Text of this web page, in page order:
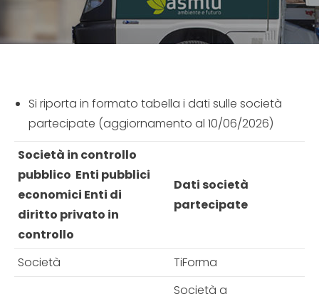
Si riporta in formato tabella i dati sulle società
partecipate (aggiornamento al 10/06/2026)
Società in controllo
pubblico Enti pubblici
economici Enti di
diritto privato in
controllo
Dati società
partecipate
Società TiForma
Società a